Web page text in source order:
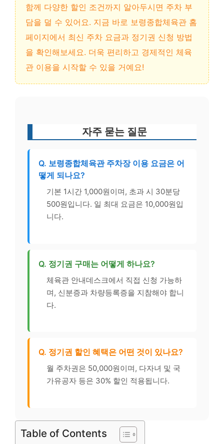
함께 다양한 할인 조건까지 알아두시면 주차 부
담을 덜 수 있어요. 지금 바로 보령종합체육관 홈
페이지에서 최신 주차 요금과 정기권 신청 방법
을 확인해보세요. 더욱 편리하고 경제적인 체육
관 이용을 시작할 수 있을 거예요!
자주 묻는 질문
Q. 보령종합체육관 주차장 이용 요금은 어
떻게 되나요?
기본 1시간 1,000원이며, 초과 시 30분당
500원입니다. 일 최대 요금은 10,000원입
니다.
Q. 정기권 구매는 어떻게 하나요?
체육관 안내데스크에서 직접 신청 가능하
며, 신분증과 차량등록증을 지참해야 합니
다.
Q. 정기권 할인 혜택은 어떤 것이 있나요?
월 주차권은 50,000원이며, 다자녀 및 국
가유공자 등은 30% 할인 적용됩니다.
Table of Contents